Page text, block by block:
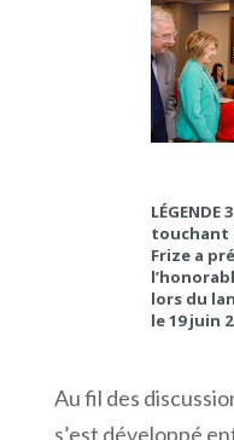
touchant
Frize a
lors du
le 19 juin
Au fil des
s’est développé